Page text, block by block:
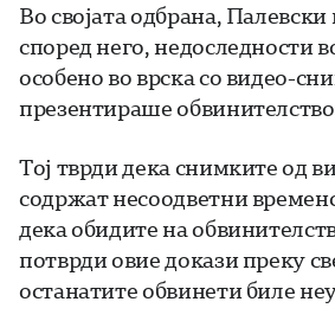
Во својата одбрана,
според него, недоследности
особено во врска со видео-
презентираше
Тој тврди дека снимките од
содржат несоодветни
дека обидите на
потврди овие докази преку
останатите обвинети биле